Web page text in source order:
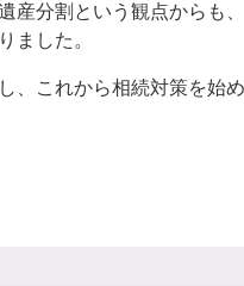
産分割という観点からも
ました。
、これから相続対策を始